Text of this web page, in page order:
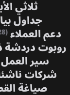
ثلاثي
جداول
دعم العملاء(28)
روبوت دردشة
سير
شركات
صياغة